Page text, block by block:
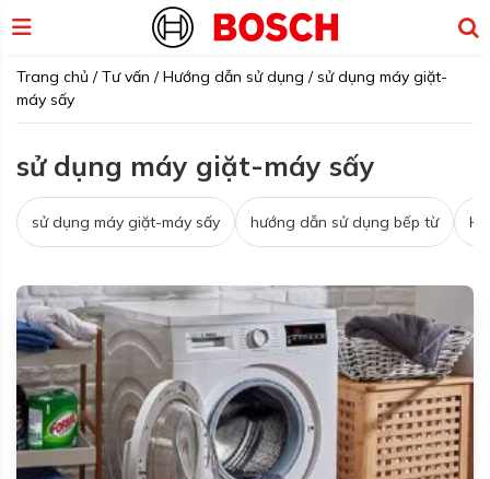
Trang chủ /Tư vấn /Hướng dẫn sử dụng /sử dụng máy giặt-
máy sấy
sử dụng máy giặt-máy sấy
sử dụng máy giặt-máy sấy hướng dẫn sử dụng bếp từ